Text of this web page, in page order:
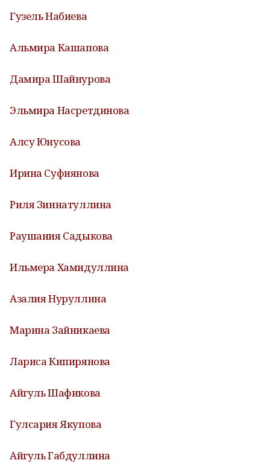
Гузель Набиева
Альмира Кашапова
Дамира Шайнурова
Эльмира Насретдинова
Алсу Юнусова
Ирина Суфиянова
Риля Зиннатуллина
Раушания Садыкова
Ильмера Хамидуллина
Азалия Нуруллина
Марина Зайникаева
Лариса Кипирянова
Айгуль Шафикова
Гулсария Якупова
Айгуль Габдуллина